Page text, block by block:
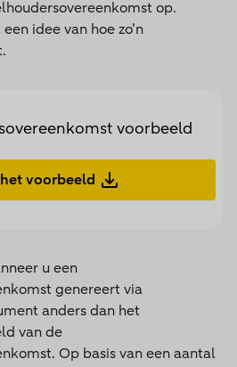
op.
idee van hoe zo’n
voorbeeld
voorbeeld
u een
genereert via
anders dan het
van de
Op basis van een aantal